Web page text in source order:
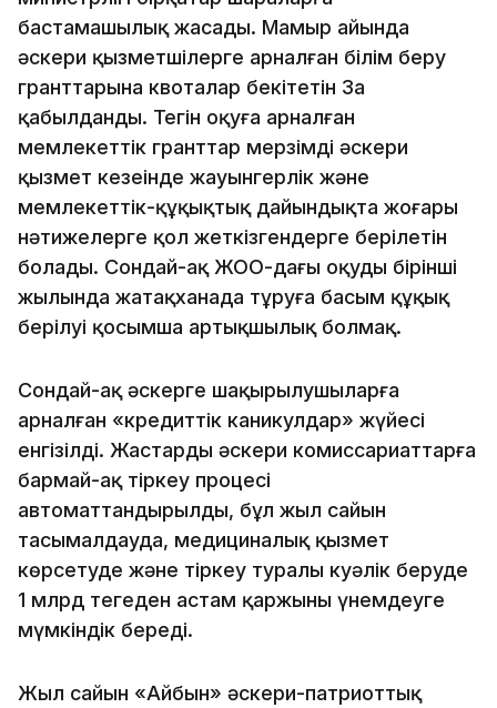
бастамашылық жасады. Мамыр айында
әскери қызметшілерге арналған білім беру
гранттарына квоталар бекітетін Заң
қабылданды. Тегін оқуға арналған
мемлекеттік гранттар мерзімді әскери
қызмет кезеңінде жауынгерлік және
мемлекеттік-құқықтық дайындықта жоғары
нәтижелерге қол жеткізгендерге берілетін
болады. Сондай-ақ ЖОО-дағы оқудың бірінші
жылында жатақханада тұруға басым құқық
берілуі қосымша артықшылық болмақ.
Сондай-ақ әскерге шақырылушыларға
арналған «кредиттік каникулдар» жүйесі
енгізілді. Жастарды әскери комиссариаттарға
бармай-ақ тіркеу процесі
автоматтандырылды, бұл жыл сайын
тасымалдауда, медициналық қызмет
көрсетуде және тіркеу туралы куәлік беруде
1 млрд теңгеден астам қаржыны үнемдеуге
мүмкіндік береді.
Жыл сайын «Айбын» әскери-патриоттық